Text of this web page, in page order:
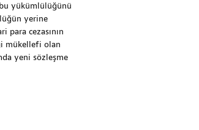
bu yükümlülüğünü
yerine
para cezasının
mükellefi olan
yeni sözleşme